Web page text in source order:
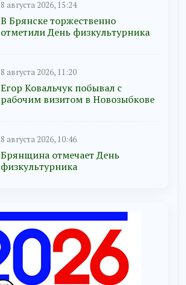
8 августа 2026, 15:24
В Брянске торжественно
отметили День физкультурника
8 августа 2026, 11:20
Егор Ковальчук побывал с
рабочим визитом в Новозыбкове
8 августа 2026, 10:46
Брянщина отмечает День
физкультурника